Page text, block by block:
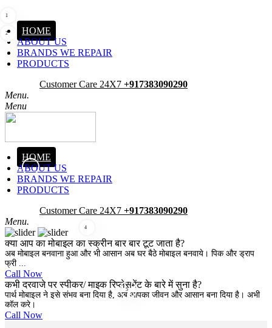
HOME
ABOUT US
BRANDS WE REPAIR
PRODUCTS
Customer Care 24X7 +917383090290
Menu.
Menu
HOME
ABOUT US
BRANDS WE REPAIR
PRODUCTS
Customer Care 24X7 +917383090290
Menu.
क्या आप का मोबाइल का स्क्रीन बार बार टूट जाता है?
अब मोबाइल बनवाना हुआ और भी आसान अब घर बैठे मोबाइल बनवाये। पिक और ड्राप
फ्री ...
Call Now
कभी दरवाजे पर स्पीकर/ माइक रिप्लेसमेंट के बारे में सुना है?
पार्थ मोबाइल ने इसे संभव बना दिया है, अब आपका जीवन और आसान बना दिया है। अभी
कॉल करे।
Call Now
1
2
3
4
5